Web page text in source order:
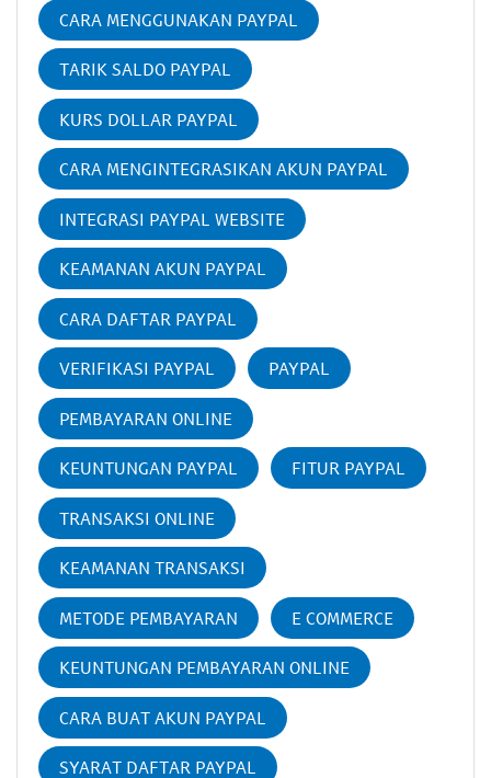
CARA MENGGUNAKAN PAYPAL
TARIK SALDO PAYPAL
KURS DOLLAR PAYPAL
CARA MENGINTEGRASIKAN AKUN PAYPAL
INTEGRASI PAYPAL WEBSITE
KEAMANAN AKUN PAYPAL
CARA DAFTAR PAYPAL
VERIFIKASI PAYPAL PAYPAL
PEMBAYARAN ONLINE
KEUNTUNGAN PAYPAL FITUR PAYPAL
TRANSAKSI ONLINE
KEAMANAN TRANSAKSI
METODE PEMBAYARAN E COMMERCE
KEUNTUNGAN PEMBAYARAN ONLINE
CARA BUAT AKUN PAYPAL
SYARAT DAFTAR PAYPAL